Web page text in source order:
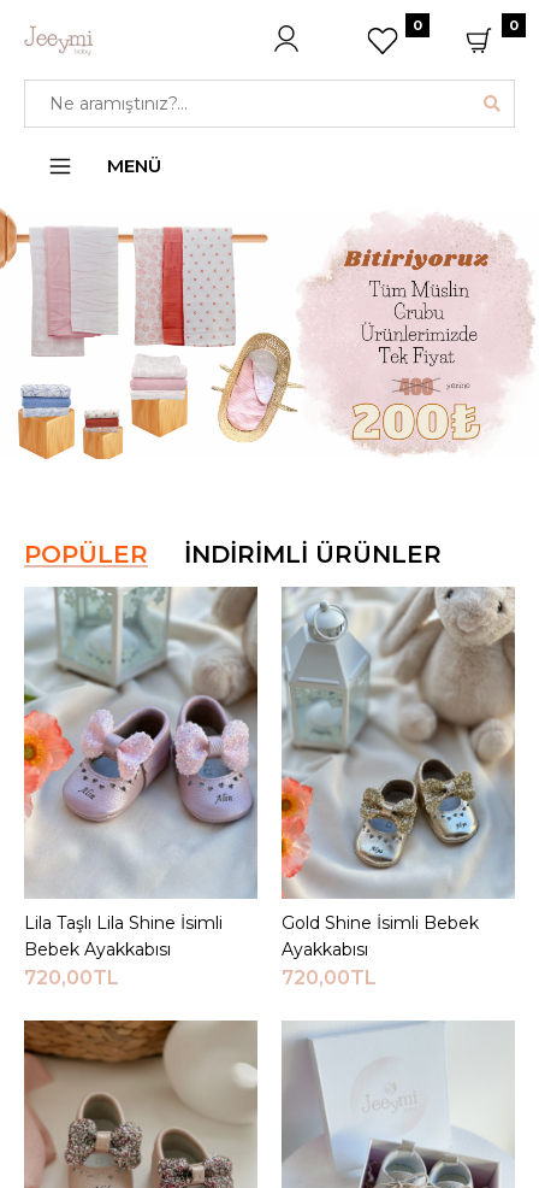
0 0
MENÜ
POPÜLER İNDIRIMLI ÜRÜNLER
Sepete Ekle
Lila Taşlı Lila Shine İsimli
Bebek Ayakkabısı
720,00TL
Sepete Ekle
Gold Shine İsimli Bebek
Ayakkabısı
720,00TL